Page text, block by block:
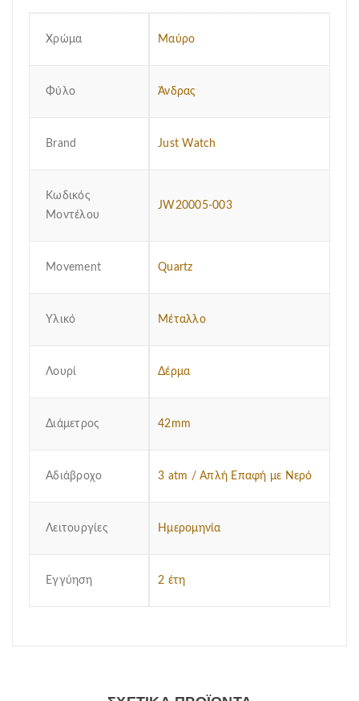
Χρώμα Μαύρο
Φύλο Άνδρας
Brand Just Watch
Κωδικός
Μοντέλου
JW20005-003
Μovement Quartz
Υλικό Μέταλλο
Λουρί Δέρμα
Διάμετρος 42mm
Αδιάβροχο 3 atm / Απλή Επαφή με Νερό
Λειτουργίες Ημερομηνία
Εγγύηση 2 έτη